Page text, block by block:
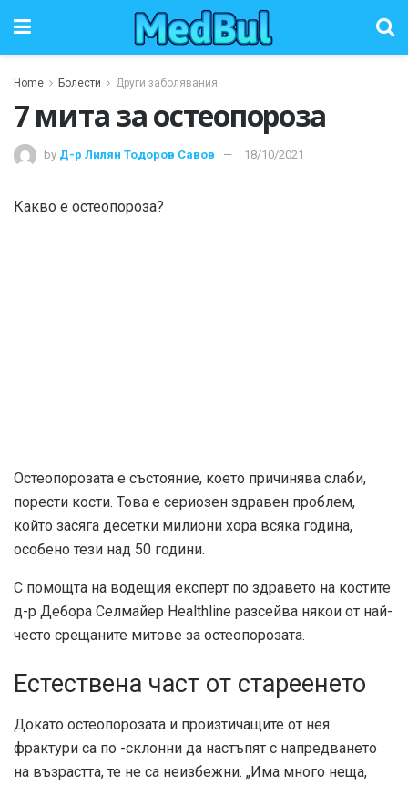
Home Болести Други заболявания
7 мита за остеопороза
by Д-р Лилян Тодоров Савов 18/10/2021
Какво е остеопороза?
Остеопорозата е състояние, което причинява слаби,
порести кости. Това е сериозен здравен проблем,
който засяга десетки милиони хора всяка година,
особено тези над 50 години.
С помощта на водещия експерт по здравето на костите
д-р Дебора Селмайер Healthline разсейва някои от най-
често срещаните митове за остеопорозата.
Естествена част от стареенето
Докато остеопорозата и произтичащите от нея
фрактури са по -склонни да настъпят с напредването
на възрастта, те не са неизбежни. „Има много неща,